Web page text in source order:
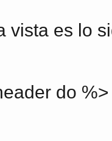
vista es lo
do %>